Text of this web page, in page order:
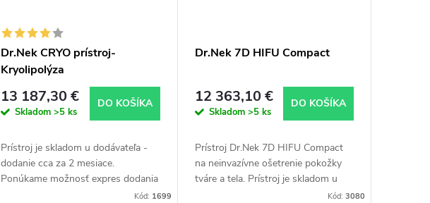
Dr.Nek CRYO prístroj-
Kryolipolýza
13 187,30 €
Skladom>5 ks
DO KOŠÍKA
Prístroj je skladom u dodávateľa -
dodanie cca za 2 mesiace.
Ponúkame možnosť expres dodania
- letecky, kalkulácia individuálneKód: 1699
Dr.Nek 7D HIFU Compact
12 363,10 €
Skladom >5 ks
DO KOŠÍKA
Prístroj Dr.Nek 7D HIFU Compact
na neinvazívne ošetrenie pokožky
tváre a tela. Prístroj je skladom u
Kód: 3080